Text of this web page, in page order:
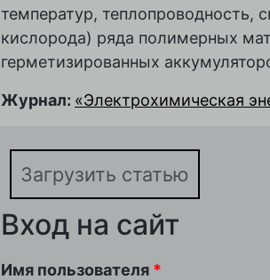
температур, теплопроводность,
кислорода) ряда полимерных
герметизированных
Журнал: «Электрохимическая
Загрузить статью
Вход на сайт
Имя пользователя *